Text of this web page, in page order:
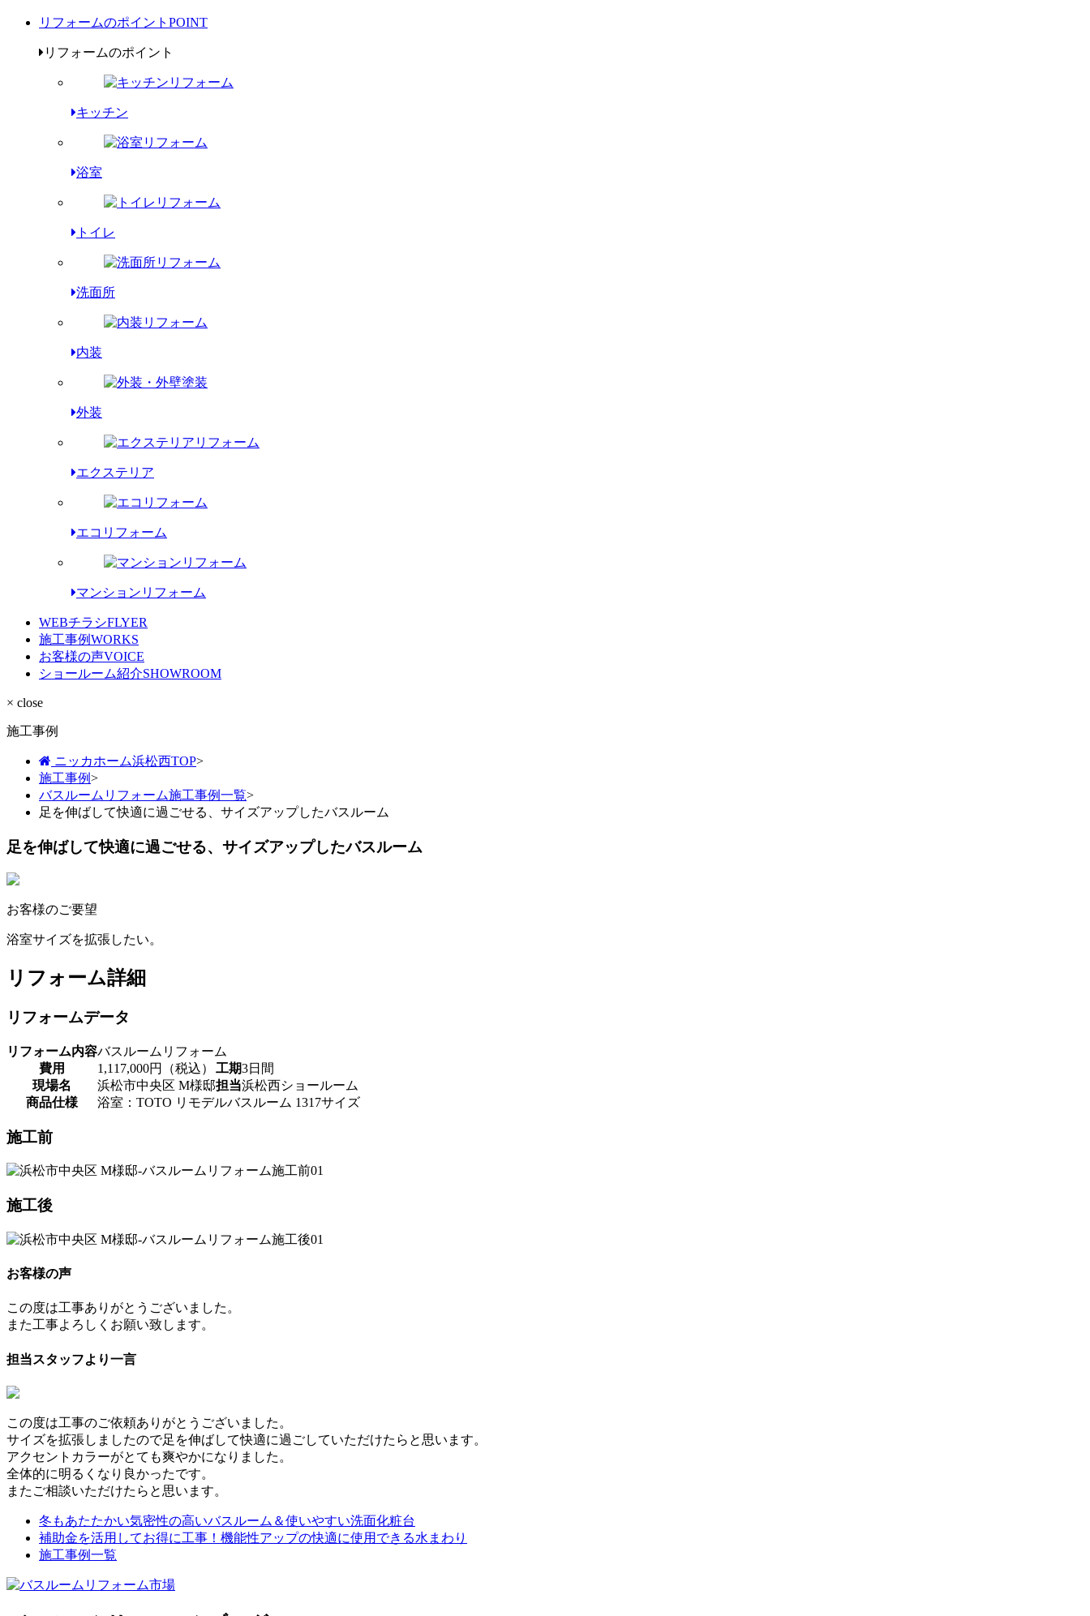
リフォームのポイント POINT
リフォームのポイント
キッチン
浴室
トイレ
洗面所
内装
外装
エクステリア
エコリフォーム
マンションリフォーム
WEBチラシFLYER
施工事例WORKS
お客様の声VOICE
ショールーム紹介SHOWROOM
× close
施工事例
ニッカホーム浜松西TOP>
施工事例>
バスルームリフォーム施工事例一覧>
足を伸ばして快適に過ごせる、サイズアップしたバスルーム
足を伸ばして快適に過ごせる、サイズアップしたバスルーム
お客様のご要望
浴室サイズを拡張したい。
リフォーム詳細
リフォームデータ
リフォーム内容バスルームリフォーム
費用
1,117,000円（税込） 工期3日間
現場名
浜松市中央区 M様邸担当浜松西ショールーム
商品仕様
浴室：TOTO リモデルバスルーム 1317サイズ
施工前
施工後
お客様の声
この度は工事ありがとうございました。
また工事よろしくお願い致します。
担当スタッフより一言
この度は工事のご依頼ありがとうございました。
サイズを拡張しましたので足を伸ばして快適に過ごしていただけたらと思います。
アクセントカラーがとても爽やかになりました。
全体的に明るくなり良かったです。
またご相談いただけたらと思います。
冬もあたたかい気密性の高いバスルーム＆使いやすい洗面化粧台
補助金を活用してお得に工事！機能性アップの快適に使用できる水まわり
施工事例一覧